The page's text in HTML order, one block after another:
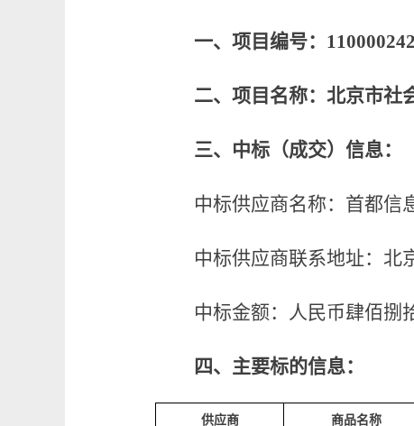
一、项目编号：
二、项目名称：北京市社
三、中标（成交）信息：
中标供应商名称：首都信
中标供应商联系地址：北
中标金额：人民币肆佰捌
四、主要标的信息：
供应商 商品名称